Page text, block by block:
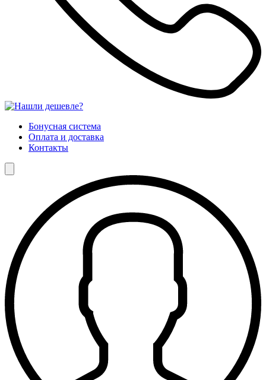
Бонусная система
Оплата и доставка
Контакты